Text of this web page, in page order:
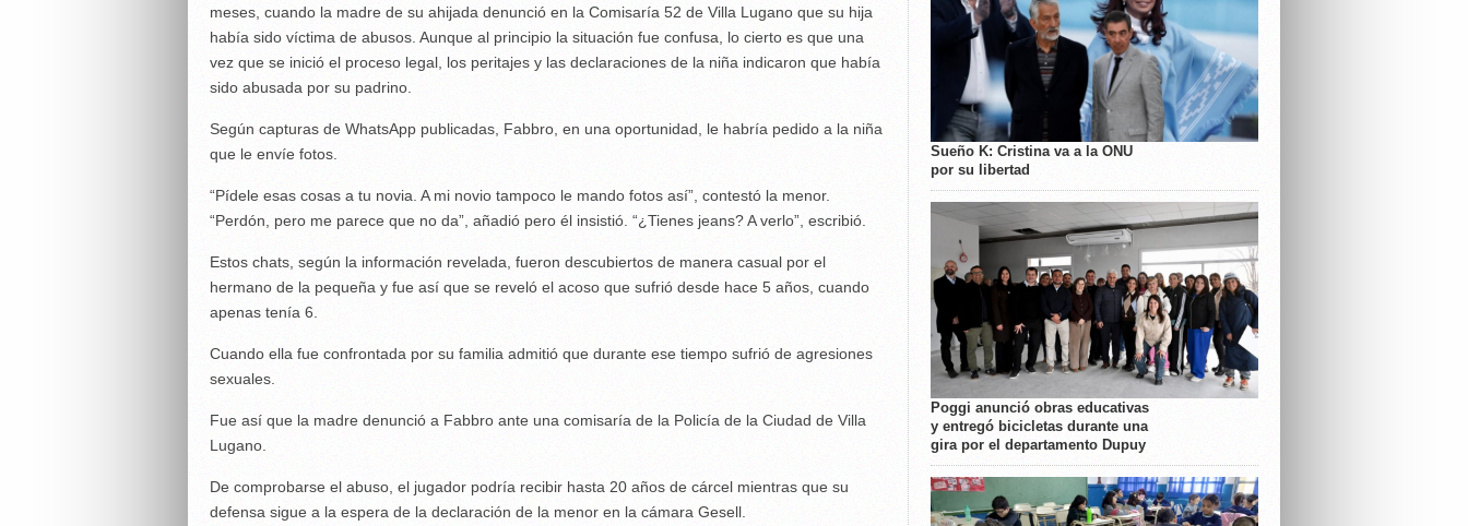
meses, cuando la madre de su ahijada denunció en la Comisaría 52 de Villa Lugano que su hija
había sido víctima de abusos. Aunque al principio la situación fue confusa, lo cierto es que una
vez que se inició el proceso legal, los peritajes y las declaraciones de la niña indicaron que había
sido abusada por su padrino.
Según capturas de WhatsApp publicadas, Fabbro, en una oportunidad, le habría pedido a la niña
que le envíe fotos.
“Pídele esas cosas a tu novia. A mi novio tampoco le mando fotos así”, contestó la menor.
“Perdón, pero me parece que no da”, añadió pero él insistió. “¿Tienes jeans? A verlo”, escribió.
Estos chats, según la información revelada, fueron descubiertos de manera casual por el
hermano de la pequeña y fue así que se reveló el acoso que sufrió desde hace 5 años, cuando
apenas tenía 6.
Cuando ella fue confrontada por su familia admitió que durante ese tiempo sufrió de agresiones
sexuales.
Fue así que la madre denunció a Fabbro ante una comisaría de la Policía de la Ciudad de Villa
Lugano.
De comprobarse el abuso, el jugador podría recibir hasta 20 años de cárcel mientras que su
defensa sigue a la espera de la declaración de la menor en la cámara Gesell.
Sueño K: Cristina va a la ONU
por su libertad
Poggi anunció obras educativas
y entregó bicicletas durante una
gira por el departamento Dupuy